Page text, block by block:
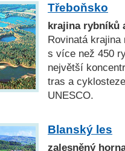
Třeboňsko
krajina rybníků
Rovinatá
s více než 450
největší
tras a
UNESCO.
Blanský les
zalesněný